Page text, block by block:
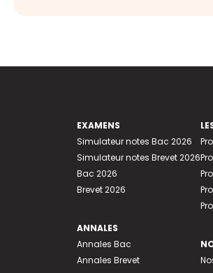
EXAMENS
Simulateur notes Bac 2026
Simulateur notes Brevet 2026
Bac 2026
Brevet 2026
ANNALES
Annales Bac
Annales Brevet